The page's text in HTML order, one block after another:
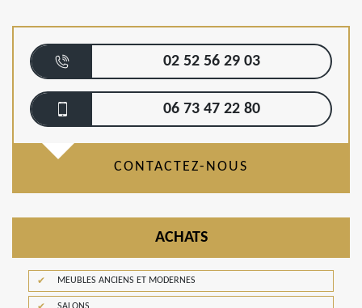
02 52 56 29 03
06 73 47 22 80
CONTACTEZ-NOUS
ACHATS
MEUBLES ANCIENS ET MODERNES